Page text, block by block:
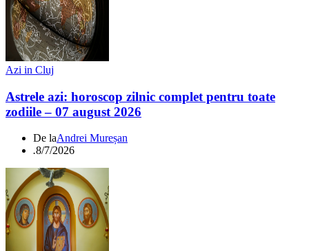
Azi in Cluj
Astrele azi: horoscop zilnic complet pentru toate
zodiile – 07 august 2026
De laAndrei Mureșan
.8/7/2026